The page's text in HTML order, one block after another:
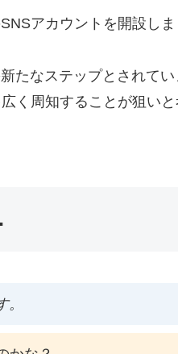
アカウントを開設しま
たなステップとされて
く周知することが狙いと